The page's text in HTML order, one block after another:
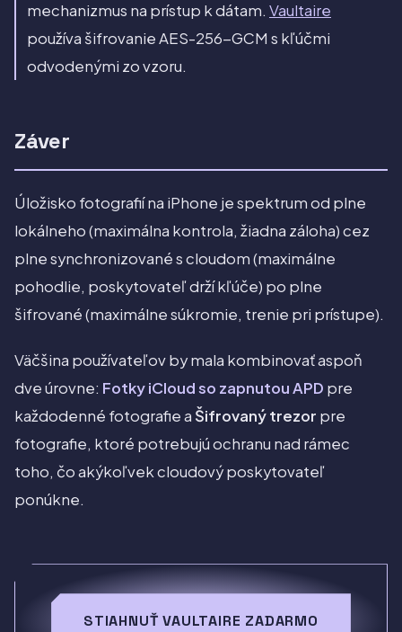
mechanizmus na prístup k dátam. Vaultaire
používa šifrovanie AES-256-GCM s kľúčmi
odvodenými zo vzoru.
Záver
Úložisko fotografií na iPhone je spektrum od plne
lokálneho (maximálna kontrola, žiadna záloha) cez
plne synchronizované s cloudom (maximálne
pohodlie, poskytovateľ drží kľúče) po plne
šifrované (maximálne súkromie, trenie pri prístupe).
Väčšina používateľov by mala kombinovať aspoň
dve úrovne: Fotky iCloud so zapnutou APD pre
každodenné fotografie a Šifrovaný trezor pre
fotografie, ktoré potrebujú ochranu nad rámec
toho, čo akýkoľvek cloudový poskytovateľ
ponúkne.
STIAHNUŤ VAULTAIRE ZADARMO